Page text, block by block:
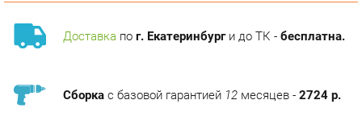
Доставкапог. Екатеринбурги до ТК -бесплатна.